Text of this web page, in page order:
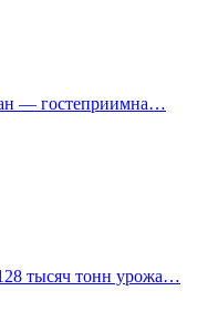
— гостеприимна…
тысяч тонн урожа…